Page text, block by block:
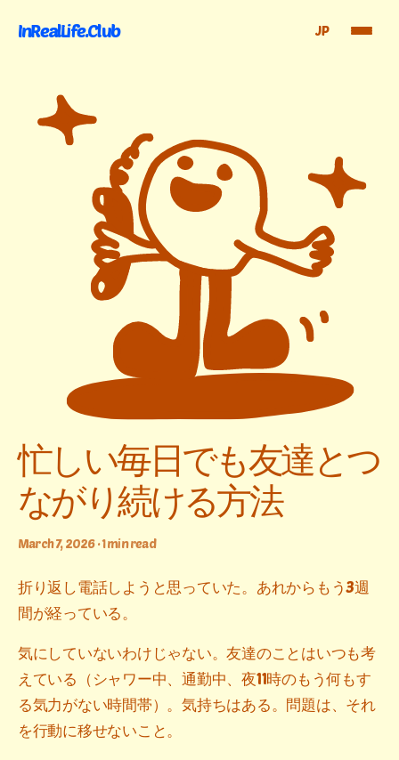
InRealLife.Club JP
忙しい毎日でも友達とつ
ながり続ける方法
March 7, 2026 · 1 min read
折り返し電話しようと思っていた。あれからもう3週
間が経っている。
気にしていないわけじゃない。友達のことはいつも考
えている（シャワー中、通勤中、夜11時のもう何もす
る気力がない時間帯）。気持ちはある。問題は、それ
を行動に移せないこと。